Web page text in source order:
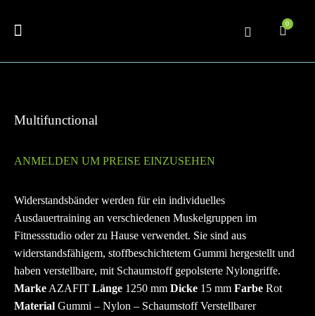
0
Multifunctional
ANMELDEN UM PREISE EINZUSEHEN
Widerstandsbänder werden für ein individuelles
Ausdauertraining an verschiedenen Muskelgruppen im
Fitnessstudio oder zu Hause verwendet. Sie sind aus
widerstandsfähigem, stoffbeschichtetem Gummi hergestellt und
haben verstellbare, mit Schaumstoff gepolsterte Nylongriffe.
Marke AZAFIT Länge 1250 mm Dicke 15 mm Farbe Rot
Material Gummi – Nylon – Schaumstoff Verstellbarer